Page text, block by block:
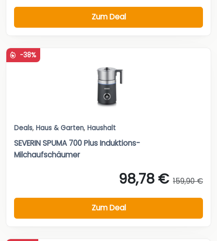
Zum Deal
-38%
Deals, Haus & Garten, Haushalt
SEVERIN SPUMA 700 Plus Induktions-
Milchaufschäumer
98,78 € 159,90 €
Zum Deal